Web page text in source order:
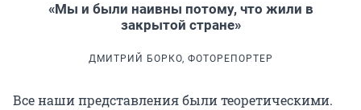
«Мы и были наивны потому, что жили в
закрытой стране»
ДМИТРИЙ БОРКО, ФОТОРЕПОРТЕР
Все наши представления были теоретическими.